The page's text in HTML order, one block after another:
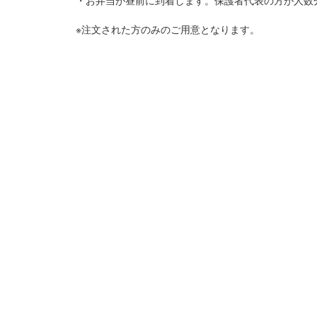
※注文された方のみのご用意となります。